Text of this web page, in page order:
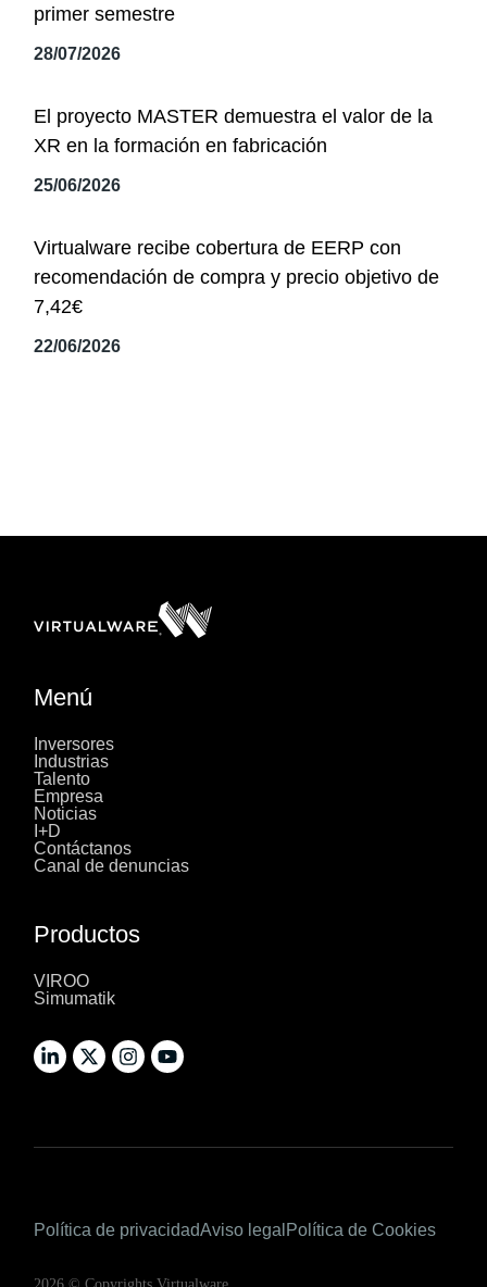
primer semestre
28/07/2026
El proyecto MASTER demuestra el valor de la
XR en la formación en fabricación
25/06/2026
Virtualware recibe cobertura de EERP con
recomendación de compra y precio objetivo de
7,42€
22/06/2026
Menú
Inversores
Industrias
Talento
Empresa
Noticias
I+D
Contáctanos
Canal de denuncias
Productos
VIROO
Simumatik
Política de privacidadAviso legal Política de Cookies